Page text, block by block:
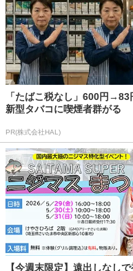
「たばこ税なし」600円→83
新型タバコに喫煙者群がる
PR(株式会社HAL)
【今週末限定】遠出しなし